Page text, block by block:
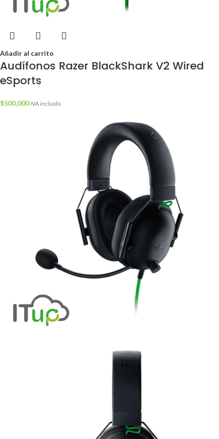
Añadir al carrito
Audífonos Razer BlackShark V2 Wired
eSports
$500,000 IVA incluído